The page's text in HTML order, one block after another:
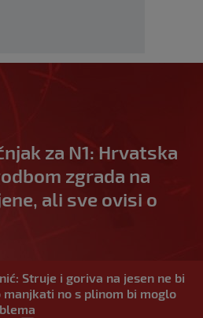
za N1: Hrvatska
zgrada na
ali sve ovisi o
Struje i goriva na jesen ne bi
no s plinom bi moglo